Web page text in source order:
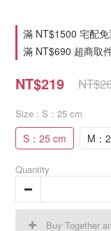
滿 NT$1500 宅配
滿 NT$690 超商取
NT$219
Size : S：25 cm
S：25 cm M：
Quantity
Buy Together